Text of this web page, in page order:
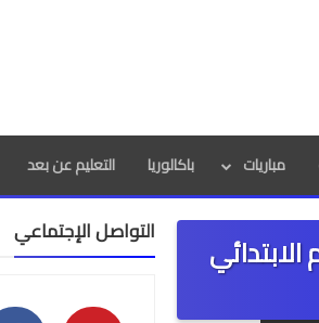
مباريات باكالوريا التعليم عن بعد
التواصل الإجتماعي